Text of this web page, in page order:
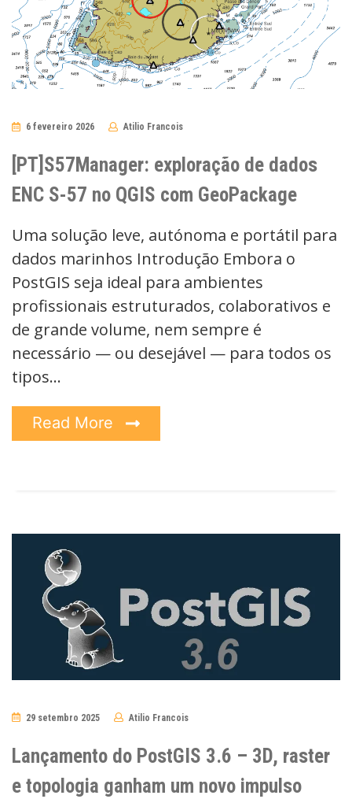
6 fevereiro 2026 Atilio Francois
[PT]S57Manager: exploração de dados
ENC S-57 no QGIS com GeoPackage
Uma solução leve, autónoma e portátil para
dados marinhos Introdução Embora o
PostGIS seja ideal para ambientes
profissionais estruturados, colaborativos e
de grande volume, nem sempre é
necessário — ou desejável — para todos os
tipos…
Read More
29 setembro 2025 Atilio Francois
Lançamento do PostGIS 3.6 – 3D, raster
e topologia ganham um novo impulso